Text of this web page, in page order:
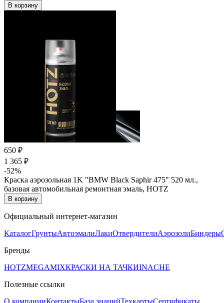
В корзину
650 ₽
1 365 ₽
-52%
Краска аэрозольная 1K "BMW Black Saphir 475" 520 мл.,
базовая автомобильная ремонтная эмаль, HOTZ
В корзину
Официальный интернет-магазин
КаталогГрунтыАвтоэмалиЛакиОтвердителиАэрозолиБиндеры
Бренды
HOTZMEGAMIXКРАСКИ НА ТАЧКИINACHE
Полезные ссылки